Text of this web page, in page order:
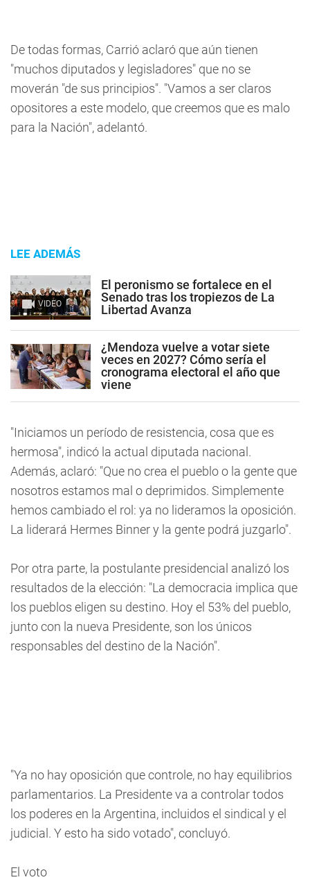
De todas formas, Carrió aclaró que aún tienen
"muchos diputados y legisladores" que no se
moverán "de sus principios". "Vamos a ser claros
opositores a este modelo, que creemos que es malo
para la Nación", adelantó.
LEE ADEMÁS
VIDEO
El peronismo se fortalece en el
Senado tras los tropiezos de La
Libertad Avanza
¿Mendoza vuelve a votar siete
veces en 2027? Cómo sería el
cronograma electoral el año que
viene
"Iniciamos un período de resistencia, cosa que es
hermosa", indicó la actual diputada nacional.
Además, aclaró: "Que no crea el pueblo o la gente que
nosotros estamos mal o deprimidos. Simplemente
hemos cambiado el rol: ya no lideramos la oposición.
La liderará Hermes Binner y la gente podrá juzgarlo".
Por otra parte, la postulante presidencial analizó los
resultados de la elección: "La democracia implica que
los pueblos eligen su destino. Hoy el 53% del pueblo,
junto con la nueva Presidente, son los únicos
responsables del destino de la Nación".
"Ya no hay oposición que controle, no hay equilibrios
parlamentarios. La Presidente va a controlar todos
los poderes en la Argentina, incluidos el sindical y el
judicial. Y esto ha sido votado", concluyó.
El voto